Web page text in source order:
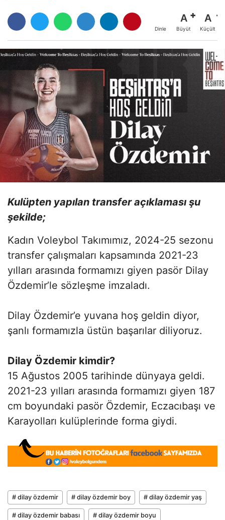
Dinle
A
Büyüt
A
Küçült
Kulüpten yapılan transfer açıklaması şu
şekilde;
Kadın Voleybol Takımımız, 2024-25 sezonu
transfer çalışmaları kapsamında 2021-23
yılları arasında formamızı giyen pasör Dilay
Özdemir’le sözleşme imzaladı.
Dilay Özdemir’e yuvana hoş geldin diyor,
şanlı formamızla üstün başarılar diliyoruz.
Dilay Özdemir kimdir?
15 Ağustos 2005 tarihinde dünyaya geldi.
2021-23 yılları arasında formamızı giyen 187
cm boyundaki pasör Özdemir, Eczacıbaşı ve
Karayolları kulüplerinde forma giydi.
# dilay özdemir # dilay özdemir boy # dilay özdemir yaş
# dilay özdemir babası # dilay özdemir boyu